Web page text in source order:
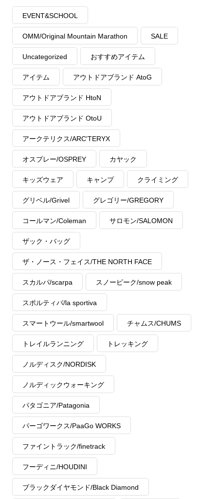
EVENT&SCHOOL
OMM/Original Mountain Marathon SALE
Uncategorized おすすめアイテム
アイテム アウトドアブランド AtoG
アウトドアブランド HtoN
アウトドアブランド OtoU
アークテリクス/ARC'TERYX
オスプレー/OSPREY カヤック
キッズウェア キャンプ クライミング
グリベル/Grivel グレゴリー/GREGORY
コールマン/Coleman サロモン/SALOMON
ザック・バッグ
ザ・ノース・フェイス/THE NORTH FACE
スカルパ/scarpa スノーピーク/snow peak
スポルティバ/la sportiva
スマートウール/smartwool チャムス/CHUMS
トレイルランニング トレッキング
ノルディスク/NORDISK
ノルディックウォーキング
パタゴニア/Patagonia
パーゴワークス/PaaGo WORKS
ファイントラック/finetrack
フーディニ/HOUDINI
ブラックダイヤモンド/Black Diamond